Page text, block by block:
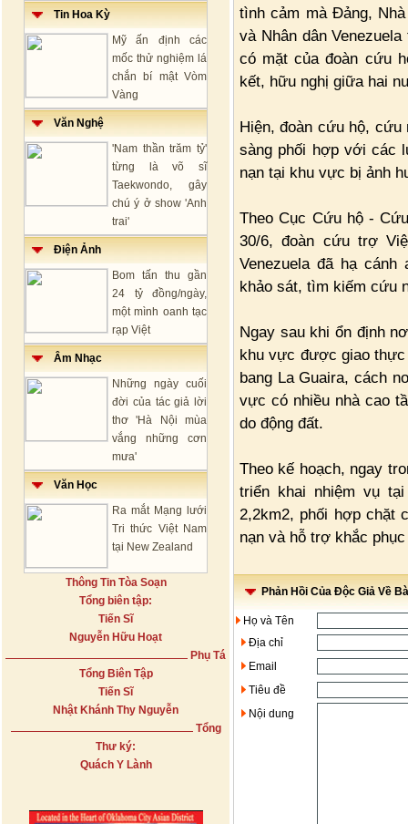
Tin Hoa Kỳ
Mỹ ấn định các
mốc thử nghiệm lá
chắn bí mật Vòm
Vàng
Văn Nghệ
'Nam thần trăm tỷ'
từng là võ sĩ
Taekwondo, gây
chú ý ở show 'Anh
trai'
Điện Ảnh
Bom tấn thu gần
24 tỷ đồng/ngày,
một mình oanh tạc
rạp Việt
Âm Nhạc
Những ngày cuối
đời của tác giả lời
thơ 'Hà Nội mùa
vắng những cơn
mưa'
Văn Học
Ra mắt Mạng lưới
Tri thức Việt Nam
tại New Zealand
Thông Tin Tòa Soạn
Tổng biên tập:
Tiến Sĩ
Nguyễn Hữu Hoạt
Phụ Tá
Tổng Biên Tập
Tiến Sĩ
Nhật Khánh Thy Nguyễn
Tổng
Thư ký:
Quách Y Lành
tình cảm mà Đảng,
và Nhân dân
có mặt của đoàn cứu
kết, hữu nghị giữa hai
Hiện, đoàn cứu hộ, cứu
sàng phối hợp với các
nạn tại khu vực bị ảnh
Theo Cục Cứu hộ -
30/6, đoàn cứu trợ
Venezuela đã hạ
khảo sát, tìm kiếm cứu
Ngay sau khi ổn định
khu vực được giao thực
bang La Guaira, cách
vực có nhiều nhà cao
do động đất.
Theo kế hoạch, ngay
triển khai nhiệm vụ
2,2km2, phối hợp
nạn và hỗ trợ khắc
Phản Hồi Của Độc Giả Về
Họ và Tên
Địa chỉ
Email
Tiêu đề
Nội dung